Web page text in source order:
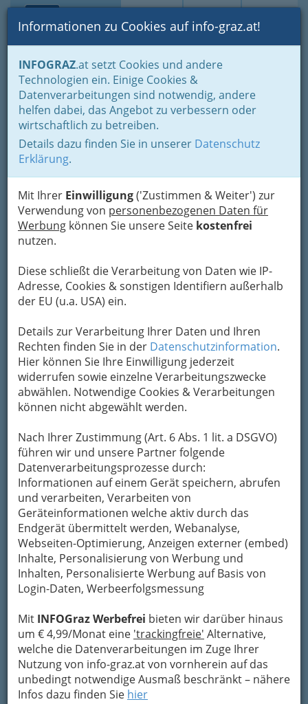
Suche Login Toggle
Informationen zu Cookies auf info-graz.at!
INFOGRAZ.at setzt Cookies und andere
Technologien ein. Einige Cookies &
Datenverarbeitungen sind notwendig, andere
helfen dabei, das Angebot zu verbessern oder
wirtschaftlich zu betreiben.
Details dazu finden Sie in unserer Datenschutz
Erklärung.
Mit Ihrer Einwilligung('Zustimmen & Weiter') zur
Verwendung von personenbezogenen Daten für
Werbung können Sie unsere Seite kostenfrei
nutzen.
Diese schließt die Verarbeitung von Daten wie IP-
Adresse, Cookies & sonstigen Identifiern außerhalb
der EU (u.a. USA) ein.
Details zur Verarbeitung Ihrer Daten und Ihren
Rechten finden Sie in der Datenschutzinformation.
Hier können Sie Ihre Einwilligung jederzeit
widerrufen sowie einzelne Verarbeitungszwecke
abwählen. Notwendige Cookies & Verarbeitungen
können nicht abgewählt werden.
Nach Ihrer Zustimmung (Art. 6 Abs. 1 lit. a DSGVO)
führen wir und unsere Partner folgende
Datenverarbeitungsprozesse durch:
Informationen auf einem Gerät speichern, abrufen
und verarbeiten, Verarbeiten von
Geräteinformationen welche aktiv durch das
Endgerät übermittelt werden, Webanalyse,
Webseiten-Optimierung, Anzeigen externer (embed)
Inhalte, Personalisierung von Werbung und
Inhalten, Personalisierte Werbung auf Basis von
Login-Daten, Werbeerfolgsmessung
Mit INFOGraz Werbefrei bieten wir darüber hinaus
um € 4,99/Monat eine 'trackingfreie' Alternative,
welche die Datenverarbeitungen im Zuge Ihrer
Nutzung von info-graz.at von vornherein auf das
unbedingt notwendige Ausmaß beschränkt – nähere
Infos dazu finden Sie hier
Home Branchen
Einkaufen & Schenken - der Handel
Handel in Graz
Spezielles Einkaufen und Schenken
Energiehandel
Roth Heizöle GesmbH
Conrad-von-Hötzendorf-Straße 160, 8010 Graz
+43 316 472 212 - 612
+43 316 472 212 - 51
Karte
Karte anzeigen
Kontaktaufnahme
Um die Info-Graz Firmenvor Spam-Mails zu
bewahren, verwenden wir an dieser Stelle zur
Übermittlung Ihrer Nachricht ein sicheres
Formular. Ihre Nachricht wird nach dem
Absenden umgehend per Mail an das
Unternehmen Roth Heizöle GesmbH
Mein Name
Meine Email Adresse
Mein Betreff
Meine Nachricht